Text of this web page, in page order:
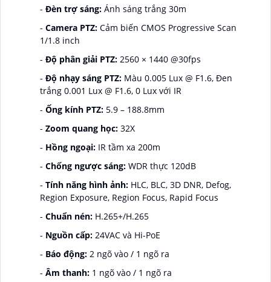
- Đèn trợ sáng: Ánh sáng trắng 30m
- Camera PTZ: Cảm biến CMOS Progressive Scan
1/1.8 inch
- Độ phân giải PTZ: 2560 × 1440 @30fps
- Độ nhạy sáng PTZ: Màu 0.005 Lux @ F1.6, Đen
trắng 0.001 Lux @ F1.6, 0 Lux với IR
- Ống kính PTZ: 5.9 – 188.8mm
- Zoom quang học: 32X
- Hồng ngoại: IR tầm xa 200m
- Chống ngược sáng: WDR thực 120dB
- Tính năng hình ảnh: HLC, BLC, 3D DNR, Defog,
Region Exposure, Region Focus, Rapid Focus
- Chuẩn nén: H.265+/H.265
- Nguồn cấp: 24VAC và Hi-PoE
- Báo động: 2 ngõ vào / 1 ngõ ra
- Âm thanh: 1 ngõ vào / 1 ngõ ra